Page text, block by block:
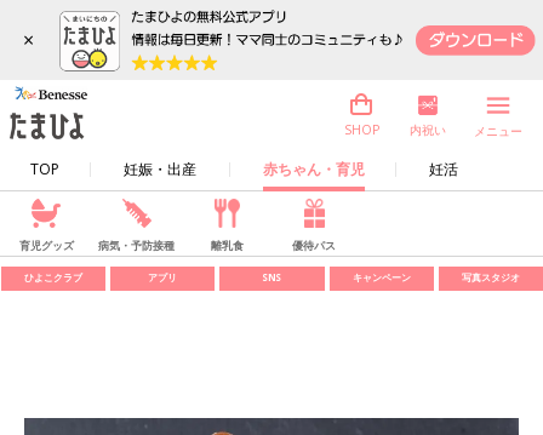
×
TOP 妊娠・出産 赤ちゃん・育児 妊活
SHOP 内祝い メニュー
育児グッズ 病気・予防接種 離乳食 優待パス
ひよこクラブ アプリ SNS キャンペーン 写真スタジオ